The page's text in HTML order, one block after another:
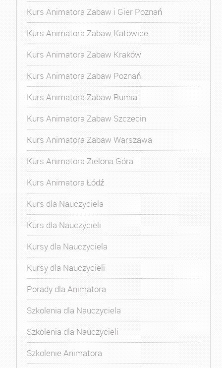
Kurs Animatora Zabaw i Gier Poznań
Kurs Animatora Zabaw Katowice
Kurs Animatora Zabaw Kraków
Kurs Animatora Zabaw Poznań
Kurs Animatora Zabaw Rumia
Kurs Animatora Zabaw Szczecin
Kurs Animatora Zabaw Warszawa
Kurs Animatora Zielona Góra
Kurs Animatora Łódź
Kurs dla Nauczyciela
Kurs dla Nauczycieli
Kursy dla Nauczyciela
Kursy dla Nauczycieli
Porady dla Animatora
Szkolenia dla Nauczyciela
Szkolenia dla Nauczycieli
Szkolenie Animatora